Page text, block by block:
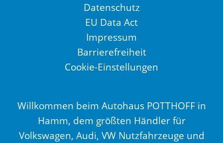
Datenschutz
EU Data Act
Impressum
Barrierefreiheit
Cookie-Einstellungen
Willkommen beim Autohaus POTTHOFF in
Hamm, dem größten Händler für
Volkswagen, Audi, VW Nutzfahrzeuge und